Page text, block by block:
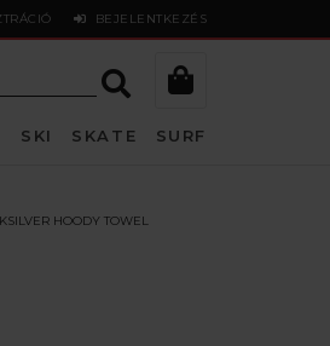
BEJELENTKEZÉS
SKI SKATE SURF
HOODY TOWEL